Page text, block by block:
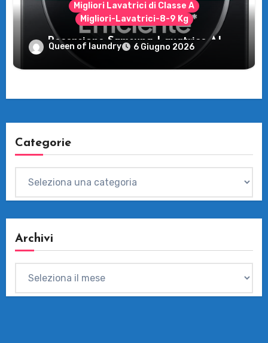
Migliori Lavatrici di Classe A
Migliori-Lavatrici-8-9 Kg
Recensione Samsung Lavatrice AI
Control: tecnologia e risparmio per il tuo
Queen of laundry 6 Giugno 2026
Categorie
Archivi